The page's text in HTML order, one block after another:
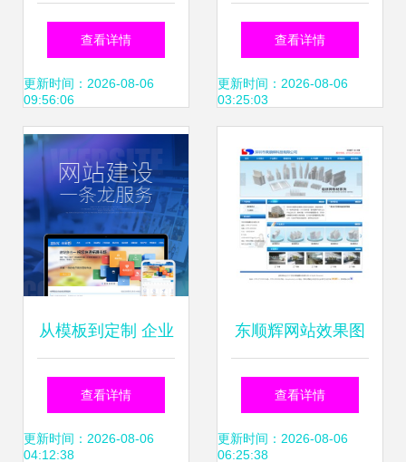
从创意到落地的设
计制作展示
查看详情
更新时间：2026-08-06
09:56:06
示 专业工厂铸就品
质展览新标杆
查看详情
更新时间：2026-08-06
03:25:03
从模板到定制 企业
网站建设的全方位
指南
查看详情
更新时间：2026-08-06
04:12:38
东顺辉网站效果图
解析深圳网络公司
在网站建设领域的
查看详情
更新时间：2026-08-06
06:25:38